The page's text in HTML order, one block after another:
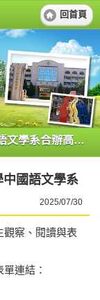
回首頁
114年文學閱讀推廣計畫與元智大學中國語文學系合辦高中生「散文與採訪工作坊」
國語文學系
2025/07/30
觀察、閱讀與表
連結：